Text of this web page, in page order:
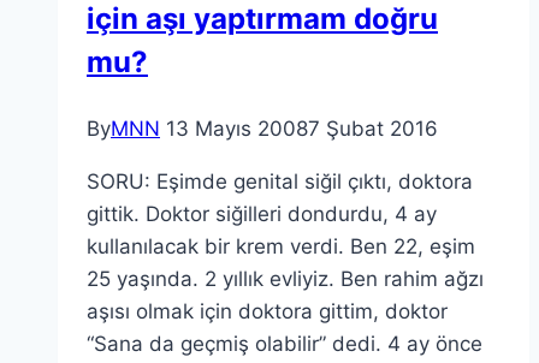
için aşı yaptırmam doğru
mu?
ByMNN 13 Mayıs 20087 Şubat 2016
SORU: Eşimde genital siğil çıktı, doktora
gittik. Doktor siğilleri dondurdu, 4 ay
kullanılacak bir krem verdi. Ben 22, eşim
25 yaşında. 2 yıllık evliyiz. Ben rahim ağzı
aşısı olmak için doktora gittim, doktor
“Sana da geçmiş olabilir” dedi. 4 ay önce